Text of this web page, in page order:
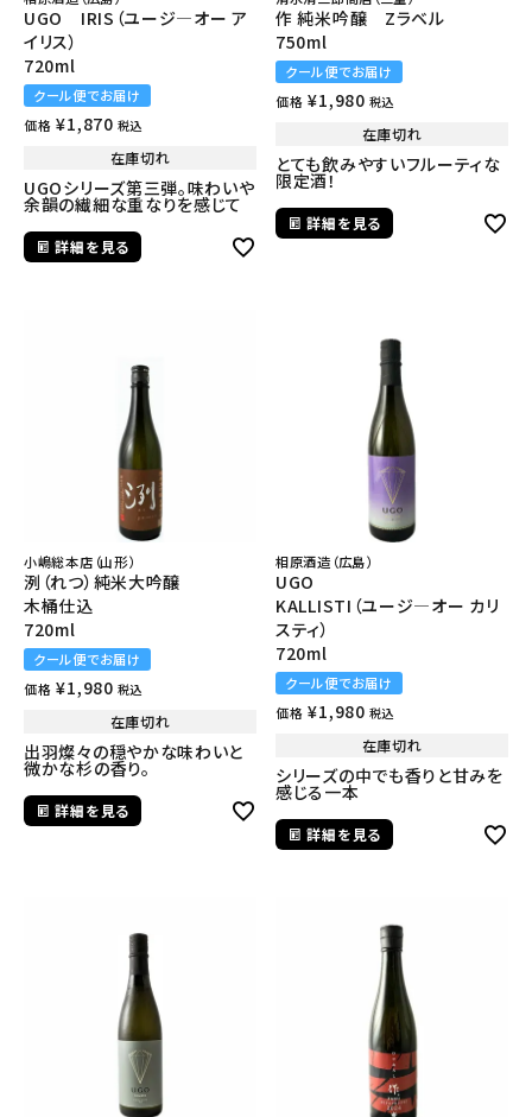
UGO IRIS（ユージ―オー ア
イリス）
720ml
クール便でお届け
価格 ¥1,870 税込
在庫切れ
UGOシリーズ第三弾。味わいや
余韻の繊細な重なりを感じて
詳細を見る
作 純米吟醸 Zラベル
750ml
クール便でお届け
価格 ¥1,980 税込
在庫切れ
とても飲みやすいフルーティな
限定酒！
詳細を見る
小嶋総本店（山形）
洌（れつ）純米大吟醸
木桶仕込
720ml
クール便でお届け
価格 ¥1,980 税込
在庫切れ
出羽燦々の穏やかな味わいと
微かな杉の香り。
詳細を見る
相原酒造（広島）
UGO
KALLISTI（ユージ―オー カリ
スティ）
720ml
クール便でお届け
価格 ¥1,980 税込
在庫切れ
シリーズの中でも香りと甘みを
感じる一本
詳細を見る